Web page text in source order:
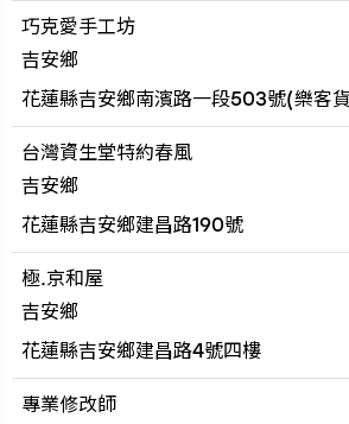
巧克愛手工坊
吉安鄉
花蓮縣吉安鄉南濱路一段503號(樂客
台灣資生堂特約春風
吉安鄉
花蓮縣吉安鄉建昌路190號
極.京和屋
吉安鄉
花蓮縣吉安鄉建昌路4號四樓
專業修改師